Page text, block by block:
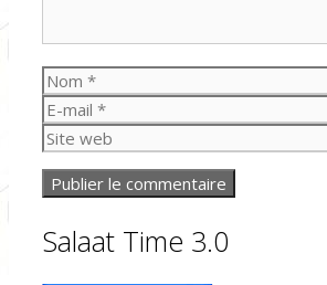
Nom
Salaat Time 3.0